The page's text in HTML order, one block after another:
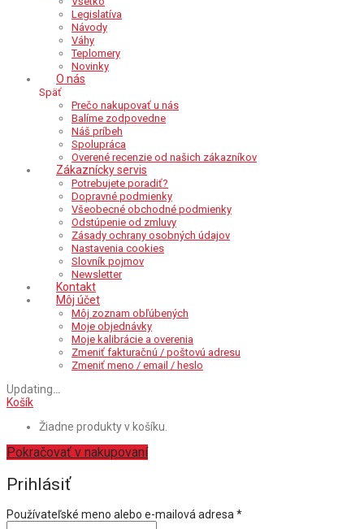
Legislatíva
Návody
Váhy
Teplomery
Novinky
O nás
Späť
Prečo nakupovať u nás
Balíme zodpovedne
Náš príbeh
Spolupráca
Overené recenzie od našich zákazníkov
Zákaznícky servis
Potrebujete poradiť?
Dopravné podmienky
Všeobecné obchodné podmienky
Odstúpenie od zmluvy
Zásady ochrany osobných údajov
Nastavenia cookies
Slovník pojmov
Newsletter
Kontakt
Môj účet
Môj zoznam obľúbených
Moje objednávky
Moje kalibrácie a overenia
Zmeniť fakturačnú / poštovú adresu
Zmeniť meno / email / heslo
Updating…
Košík
Žiadne produkty v košíku.
Pokračovať v nakupovaní
Prihlásiť
Používateľské meno alebo e-mailová adresa *Povinné